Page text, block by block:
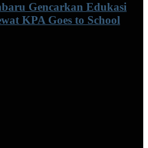
Gencarkan Edukasi
KPA Goes to School